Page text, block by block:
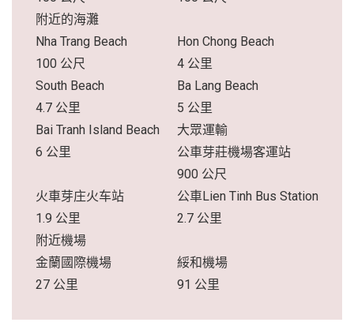
附近的海灘
Nha Trang Beach
100 公尺
Hon Chong Beach
4 公里
South Beach
4.7 公里
Ba Lang Beach
5 公里
Bai Tranh Island Beach
6 公里
大眾運輸
公車芽莊機場客運站
900 公尺
火車芽庄火车站
1.9 公里
公車Lien Tinh Bus Station
2.7 公里
附近機場
金蘭國際機場
27 公里
綏和機場
91 公里